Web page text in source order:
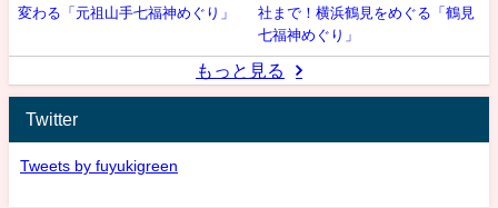
変わる「元祖山手七福神めぐり」
社まで！横浜鶴見をめぐる「鶴見
七福神めぐり」
もっと見る
Twitter
Tweets by fuyukigreen